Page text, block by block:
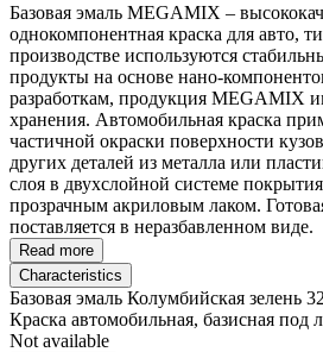
Базовая эмаль MEGAMIX –
однокомпонентная краска для авто,
производстве используются
продукты на основе нано-
разработкам, продукция MEGAMIX
хранения. Автомобильная краска
частичной окраски поверхности
других деталей из металла или
слоя в двухслойной системе
прозрачным акриловым лаком.
поставляется в неразбавленном виде.
Read more
Characteristics
Базовая эмаль Колумбийская зелень
Краска автомобильная, базисная
Not available